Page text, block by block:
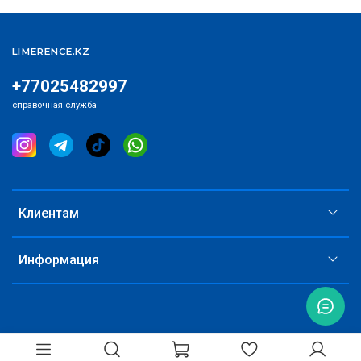
Клиентам
Информация
+77025482997
справочная служба
LIMERENCE.KZ